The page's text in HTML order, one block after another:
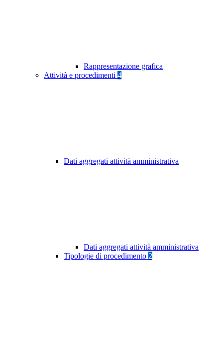
Rappresentazione grafica
Attività e procedimenti 4
Dati aggregati attività amministrativa
Dati aggregati attività amministrativa
Tipologie di procedimento 2